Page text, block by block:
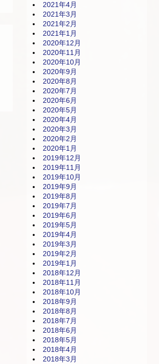
2021年4月
2021年3月
2021年2月
2021年1月
2020年12月
2020年11月
2020年10月
2020年9月
2020年8月
2020年7月
2020年6月
2020年5月
2020年4月
2020年3月
2020年2月
2020年1月
2019年12月
2019年11月
2019年10月
2019年9月
2019年8月
2019年7月
2019年6月
2019年5月
2019年4月
2019年3月
2019年2月
2019年1月
2018年12月
2018年11月
2018年10月
2018年9月
2018年8月
2018年7月
2018年6月
2018年5月
2018年4月
2018年3月